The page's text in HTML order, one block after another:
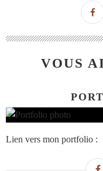
VOUS
Lien vers mon portfolio :